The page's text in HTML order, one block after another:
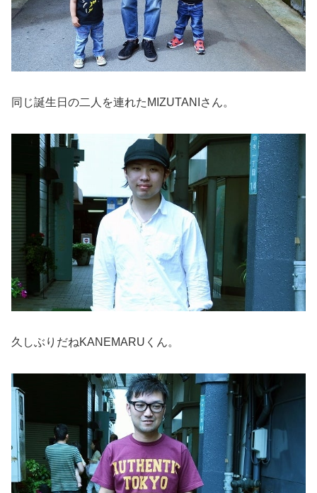
同じ誕生日の二人を連れたMIZUTANIさん。
久しぶりだねKANEMARUくん。